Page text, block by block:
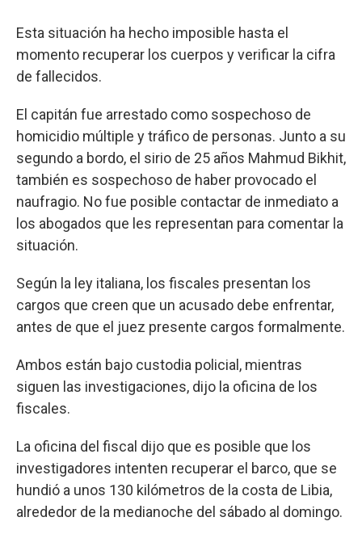
Esta situación ha hecho imposible hasta el
momento recuperar los cuerpos y verificar la cifra
de fallecidos.
El capitán fue arrestado como sospechoso de
homicidio múltiple y tráfico de personas. Junto a su
segundo a bordo, el sirio de 25 años Mahmud Bikhit,
también es sospechoso de haber provocado el
naufragio. No fue posible contactar de inmediato a
los abogados que les representan para comentar la
situación.
Según la ley italiana, los fiscales presentan los
cargos que creen que un acusado debe enfrentar,
antes de que el juez presente cargos formalmente.
Ambos están bajo custodia policial, mientras
siguen las investigaciones, dijo la oficina de los
fiscales.
La oficina del fiscal dijo que es posible que los
investigadores intenten recuperar el barco, que se
hundió a unos 130 kilómetros de la costa de Libia,
alrededor de la medianoche del sábado al domingo.